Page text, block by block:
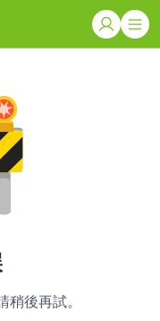
後再試。